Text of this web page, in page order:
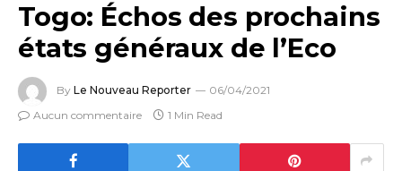
Togo: Échos des prochains
états généraux de l’Eco
By Le Nouveau Reporter
06/04/2021
Aucun commentaire
1 Min Read